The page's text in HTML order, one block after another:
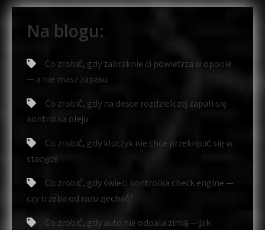
Na blogu:
Co zrobić, gdy zabraknie ci powietrza w oponie
— a nie masz zapasu
Co zrobić, gdy na desce rozdzielczej zapali się
kontrolka oleju
Co zrobić, gdy kluczyk nie chce przekręcić się w
stacyjce
Co zrobić, gdy świeci kontrolka check engine —
czy trzeba od razu zjechać?
Co zrobić, gdy auto nie odpala zimą — jak